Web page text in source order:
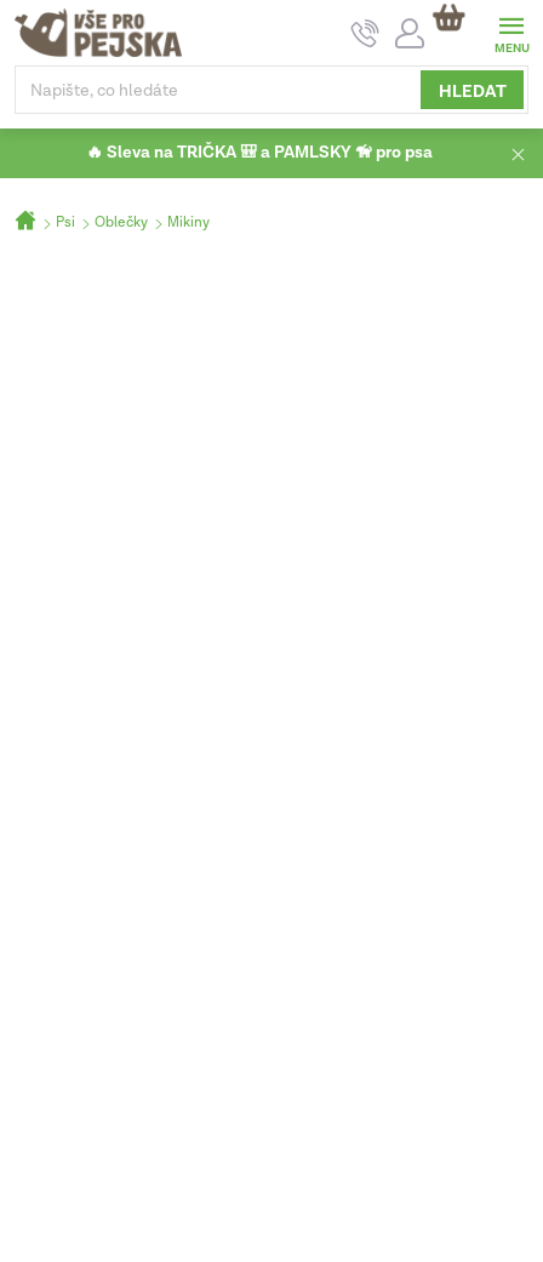
Přejít
obsah
HLEDAT
NÁKUPNÍ
KOŠÍK
🔥 Sleva na TRIČKA 🎒 a PAMLSKY 🦮 pro psa
Domů
Psi Oblečky Mikiny